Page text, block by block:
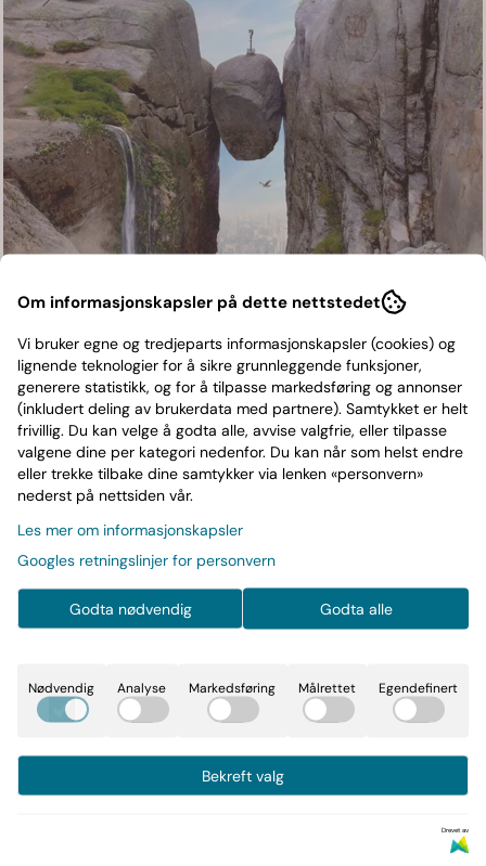
DREAM THEATER-A VIEW
FROM THE TOP OF THE
WORLD
INSIDEOUT MUSIC
519,- 649,- - 20%
2021,2LP+CD,Gatefold
Les mer
- +
Art.nr:0194398731711
Om informasjonskapsler på dette nettstedet
Vi bruker egne og tredjeparts informasjonskapsler (cookies) og
lignende teknologier for å sikre grunnleggende funksjoner,
generere statistikk, og for å tilpasse markedsføring og annonser
(inkludert deling av brukerdata med partnere). Samtykket er helt
frivillig. Du kan velge å godta alle, avvise valgfrie, eller tilpasse
valgene dine per kategori nedenfor. Du kan når som helst endre
eller trekke tilbake dine samtykker via lenken «personvern»
nederst på nettsiden vår.
Les mer om informasjonskapsler
Googles retningslinjer for personvern
Godta nødvendig Godta alle
Nødvendig Analyse Markedsføring Målrettet Egendefinert
Bekreft valg
Drevet av